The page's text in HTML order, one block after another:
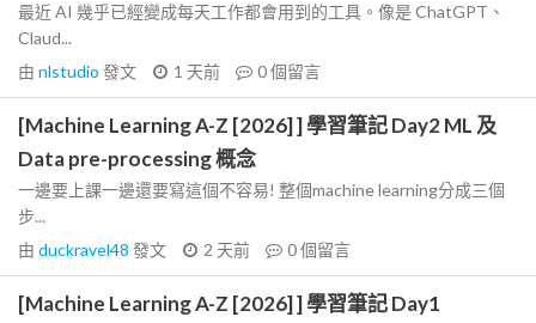
最近 AI 幾乎已經變成每天工作都會用到的工具。像是 ChatGPT、
Claud...
由 nlstudio 發文 1 天前 0個留言
[Machine Learning A-Z [2026] ] 學習筆記 Day2 ML 及
Data pre-processing 概念
一邊要上課一邊還要寫這個不容易! 整個machine learning分成三個
步...
由 duckravel48 發文 2 天前 0個留言
[Machine Learning A-Z [2026] ] 學習筆記 Day1